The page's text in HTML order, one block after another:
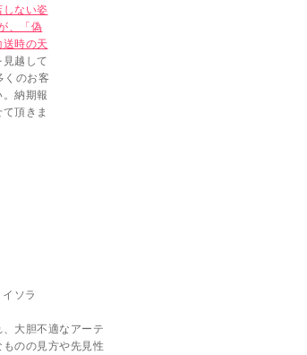
しない姿
、「偽
時の天
見越して
くのお客
納期報
頂きま
ソラ
大胆不適なアーテ
のの見方や先見性